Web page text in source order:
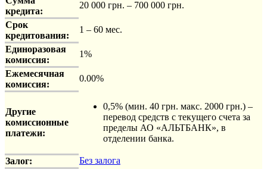
кредита:
20 000 грн. – 700 000 грн.
Срок
кредитования:
1 – 60 мес.
Единоразовая
комиссия:
1%
Ежемесячная
комиссия:
0.00%
Другие
комиссионные
платежи:
0,5% (мин. 40 грн. макс. 2000 грн.) –
перевод средств с текущего счета за
пределы АО «АЛЬТБАНК», в
отделении банка.
Залог:
Без залога